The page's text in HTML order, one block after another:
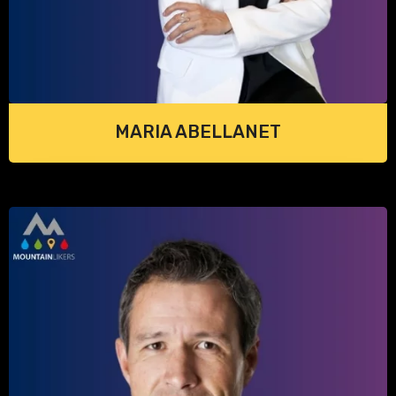
MARIA ABELLANET